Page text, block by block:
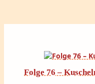
Folge 76 –